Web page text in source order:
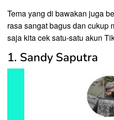
Tema yang di bawakan juga
rasa sangat bagus dan cukup
saja kita cek satu-satu akun
1. Sandy Saputra